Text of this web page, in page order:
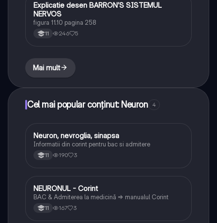
Biologie
Explicatie desen BARRON’S SISTEMUL
NERVOS
figura 11.10 pagina 258
11 246 5
Mai mult
Cel mai popular conținut: Neuron 4
Biologie
Neuron, nevroglia, sinapsa
Informatii din corint pentru bac si admitere
11 190 3
Biologie
NEURONUL - Corint
BAC & Admiterea la medicină => manualul Corint
11 167 3